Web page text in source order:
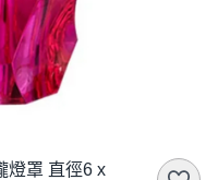
燈罩 直徑6 x